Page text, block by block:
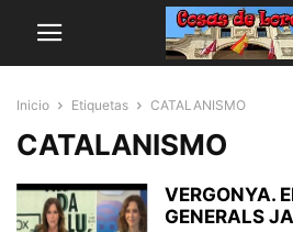
Inicio Etiquetas CATALANISMO
CATALANISMO
VERGONYA.
GENERALS